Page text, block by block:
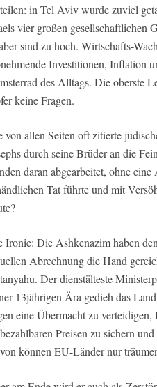
in Tel Aviv wurde zuviel
vier großen gesellschaftlichen
sind zu hoch. Wirtschafts-
Investitionen, Inflation
des Alltags. Die oberste
keine Fragen.
von allen Seiten oft zitierte
durch seine Brüder an die
daran abgearbeitet, ohne
Tat führte und mit
Ironie: Die Ashkenazim haben
Abrechnung die Hand
Der dienstälteste
13jährigen Ära gedieh das
eine Übermacht zu
Preisen zu sichern
können EU-Länder nur